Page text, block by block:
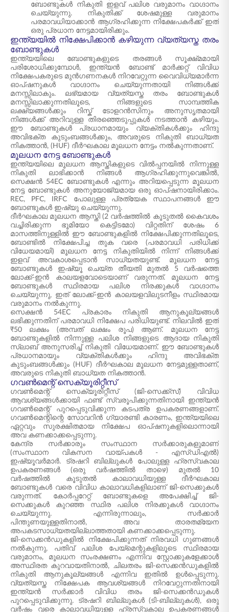
ബോണ്ടുകൾ നികുതി ഇളവ് പലിശ വരുമാനം വാഗ്ദാനം
ചെയ്യുന്നു. നികുതിക്ക് ശേഷമുള്ള വരുമാനം
പരമാവധിയാക്കാൻ ആഗ്രഹിക്കുന്ന നിക്ഷേപകർക്ക് ഇത്
ഒരു പ്രധാന നേട്ടമായിരിക്കും.
ഇന്ത്യയിൽ നിക്ഷേപിക്കാൻ കഴിയുന്ന വ്യത്യസ്ത തരം
ബോണ്ടുകൾ
ഇന്ത്യയിലെ ബോണ്ടുകളുടെ തരങ്ങൾ സൂക്ഷ്‌മമായി
പരിശോധിക്കുമ്പോൾ, ഇന്ത്യൻ ബോണ്ട് മാർക്കറ്റ് വിവിധ
നിക്ഷേപകരുടെ മുൻഗണനകൾ നിറവേറ്റുന്ന വൈവിധ്യമാർന്ന
ഓപ്ഷനുകൾ വാഗ്ദാനം ചെയ്യുന്നതായി നിങ്ങൾക്ക്
മനസ്സിലാകും. ലഭ്യമായ വ്യത്യസ്ത തരം ബോണ്ടുകൾ
മനസ്സിലാക്കുന്നതിലൂടെ, നിങ്ങളുടെ സാമ്പത്തിക
ലക്ഷ്യങ്ങൾക്കും റിസ്ക് ടോളറൻസിനും അനുസൃതമായി
നിങ്ങൾക്ക് അറിവുള്ള തിരഞ്ഞെടുപ്പുകൾ നടത്താൻ കഴിയും.
ഈ ബോണ്ടുകൾ പ്രധാനമായും വ്യക്തികൾക്കും ഹിന്ദു
അവിഭക്ത കുടുംബങ്ങൾക്കും, അവരുടെ നികുതി ബാധ്യത
നികത്താൻ, (HUF) ദീർഘകാല മൂലധന നേട്ടം നൽകുന്നതാണ്.
മൂലധന നേട്ട ബോണ്ടുകൾ
ഇന്ത്യയിലെ മൂലധന ആസ്തികളുടെ വിൽപ്പനയിൽ നിന്നുള്ള
നികുതി ലാഭിക്കാൻ നിങ്ങൾ ആഗ്രഹിക്കുന്നുവെങ്കിൽ,
സെക്ഷൻ 54EC ബോണ്ടുകൾ എന്നും അറിയപ്പെടുന്ന മൂലധന
നേട്ട ബോണ്ടുകൾ അനുയോജ്യമായ ഒരു ഓപ്ഷനായിരിക്കാം.
REC, PFC, IRFC പോലുള്ള പ്രത്യേക സ്ഥാപനങ്ങൾ ഈ
ബോണ്ടുകൾ ഇഷ്യു ചെയ്യുന്നു.
ദീർഘകാല മൂലധന ആസ്തി (2 വർഷത്തിൽ കൂടുതൽ കൈവശം
വച്ചിരിക്കുന്ന ഭൂമിയോ കെട്ടിടമോ) വിറ്റതിന് ശേഷം 6
മാസത്തിനുള്ളിൽ ഈ ബോണ്ടുകളിൽ നിക്ഷേപിക്കുന്നതിലൂടെ,
ബോണ്ടിൽ നിക്ഷേപിച്ച തുക വരെ (പരമാവധി പരിധിക്ക്
വിധേയമായി) മൂലധന നേട്ട നികുതിയിൽ നിന്ന് നിങ്ങൾക്ക്
ഇളവ് അവകാശപ്പെടാൻ സാധ്യതയുണ്ട്. മൂലധന നേട്ട
ബോണ്ടുകൾ ഇഷ്യൂ ചെയ്ത തീയതി മുതൽ 5 വർഷത്തെ
ലോക്ക്-ഇൻ കാലയളവോടെയാണ് വരുന്നത്. മൂലധന നേട്ട
ബോണ്ടുകൾ സ്ഥിരമായ പലിശ നിരക്കുകൾ വാഗ്ദാനം
ചെയ്യുന്നു, ഇത് ലോക്ക്-ഇൻ കാലയളവിലുടനീളം സ്ഥിരമായ
വരുമാനം നൽകുന്നു.
സെക്ഷൻ 54EC പ്രകാരം നികുതി ആനുകൂല്യങ്ങൾ
ലഭിക്കുന്നതിന് പരമാവധി നിക്ഷേപ പരിധിയുണ്ട്. നിലവിൽ ഇത്
₹50 ലക്ഷം (അമ്പത് ലക്ഷം രൂപ) ആണ്. മൂലധന നേട്ട
ബോണ്ടുകളിൽ നിന്നുള്ള പലിശ നിങ്ങളുടെ ആദായ നികുതി
സ്ലാബ് അനുസരിച്ച് നികുതി വിധേയമാണ്. ഈ ബോണ്ടുകൾ
പ്രധാനമായും വ്യക്തികൾക്കും ഹിന്ദു അവിഭക്ത
കുടുംബങ്ങൾക്കും (HUF) ദീർഘകാല മൂലധന നേട്ടമുള്ളതാണ്,
അവരുടെ നികുതി ബാധ്യത നികത്താൻ.
ഗവൺമെന്റ് സെക്യൂരിറ്റീസ്
ഗവൺമെന്റ് സെക്യൂരിറ്റീസ് (ജി-സെക്ക്‌സ്) വിവിധ
ആവശ്യങ്ങൾക്കായി ഫണ്ട് സ്വരൂപിക്കുന്നതിനായി ഇന്ത്യൻ
ഗവൺമെന്റ് പുറപ്പെടുവിക്കുന്ന കടപത്ര ഉപകരണങ്ങളാണ്.
ഗവൺമെന്റിന്റെ സോവറിൻ ഗ്യാരണ്ടി കാരണം, ഇന്ത്യയിലെ
ഏറ്റവും സുരക്ഷിതമായ നിക്ഷേപ ഓപ്ഷനുകളിലൊന്നായി
അവ കണക്കാക്കപ്പെടുന്നു.
കേന്ദ്ര സർക്കാരും സംസ്ഥാന സർക്കാരുകളുമാണ്
(സംസ്ഥാന വികസന വായ്പകൾ - എസ്ഡിഎൽ)
ഇഷ്യൂവർമാർ. ട്രഷറി ബില്ലുകൾ പോലുള്ള ഹ്രസ്വകാല
ഉപകരണങ്ങൾ (ഒരു വർഷത്തിൽ താഴെ) മുതൽ 10
വർഷത്തിൽ കൂടുതൽ കാലാവധിയുള്ള ദീർഘകാല
ബോണ്ടുകൾ വരെ വിവിധ കാലാവധികളിലാണ് ജി-സെക്കുകൾ
വരുന്നത്. കോർപ്പറേറ്റ് ബോണ്ടുകളെ അപേക്ഷിച്ച് ജി-
സെക്കുകൾ കുറഞ്ഞ സ്ഥിര പലിശ നിരക്കുകൾ വാഗ്ദാനം
ചെയ്യുന്നു. എന്നിരുന്നാലും, സർക്കാർ
പിന്തുണയുള്ളതിനാൽ, അവ താരതമ്യേന
അപകടസാധ്യതയില്ലാത്തതായി കണക്കാക്കപ്പെടുന്നു.
ജി-സെക്കൻഡുകളിൽ നിക്ഷേപിക്കുന്നത് നിരവധി ഗുണങ്ങൾ
നൽകുന്നു, പതിവ് പലിശ പേയ്‌മെന്റുകളിലൂടെ സ്ഥിരമായ
വരുമാനം, മൂലധന സംരക്ഷണം എന്നിവ സ്റ്റോക്കുകളേക്കാൾ
അസ്ഥിരത കുറവായതിനാൽ, ചിലതരം ജി-സെക്കൻഡുകളിൽ
നികുതി ആനുകൂല്യങ്ങൾ എന്നിവ ഇതിൽ ഉൾപ്പെടുന്നു.
വ്യത്യസ്ത നിക്ഷേപക ആവശ്യങ്ങൾ നിറവേറ്റുന്നതിനായി
ഇന്ത്യൻ സർക്കാർ വിവിധ തരം ജി-സെക്കൻഡുകൾ
പുറപ്പെടുവിക്കുന്നു. ട്രഷറി ബില്ലുകൾ (ടി-ബില്ലുകൾ), ഒരു
വർഷം വരെ കാലാവധിയുള്ള ഹ്രസ്വകാല ഉപകരണങ്ങൾ